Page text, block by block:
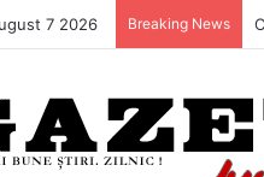
7 2026 Breaking News